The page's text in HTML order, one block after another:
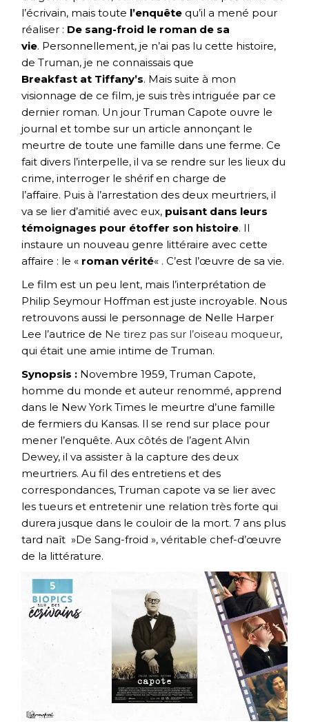
l’écrivain, mais toute l’enquête qu’il a mené pour
réaliser : De sang-froid le roman de sa
vie. Personnellement, je n’ai pas lu cette histoire,
de Truman, je ne connaissais que
Breakfast at Tiffany’s. Mais suite à mon
visionnage de ce film, je suis très intriguée par ce
dernier roman. Un jour Truman Capote ouvre le
journal et tombe sur un article annonçant le
meurtre de toute une famille dans une ferme. Ce
fait divers l’interpelle, il va se rendre sur les lieux du
crime, interroger le shérif en charge de
l’affaire. Puis à l’arrestation des deux meurtriers, il
va se lier d’amitié avec eux, puisant dans leurs
témoignages pour étoffer son histoire. Il
instaure un nouveau genre littéraire avec cette
affaire : le « roman vérité« . C’est l’œuvre de sa vie.
Le film est un peu lent, mais l’interprétation de
Philip Seymour Hoffman est juste incroyable. Nous
retrouvons aussi le personnage de Nelle Harper
Lee l’autrice de Ne tirez pas sur l’oiseau moqueur,
qui était une amie intime de Truman.
Synopsis : Novembre 1959, Truman Capote,
homme du monde et auteur renommé, apprend
dans le New York Times le meurtre d’une famille
de fermiers du Kansas. Il se rend sur place pour
mener l’enquête. Aux côtés de l’agent Alvin
Dewey, il va assister à la capture des deux
meurtriers. Au fil des entretiens et des
correspondances, Truman capote va se lier avec
les tueurs et entretenir une relation très forte qui
durera jusque dans le couloir de la mort. 7 ans plus
tard naît »De Sang-froid », véritable chef-d’œuvre
de la littérature.